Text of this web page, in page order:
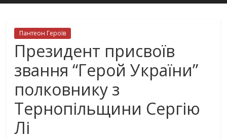
Пантеон Героїв
Президент присвоїв
звання “Герой України”
полковнику з
Тернопільщини Сергію
Лі